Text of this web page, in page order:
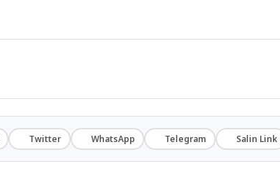
Twitter WhatsApp Telegram Salin Link